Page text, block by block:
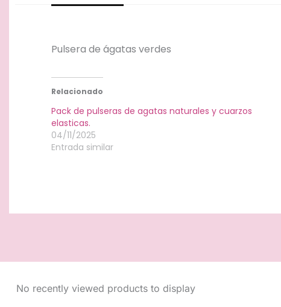
Pulsera de ágatas verdes
Relacionado
Pack de pulseras de agatas naturales y cuarzos
elasticas.
04/11/2025
Entrada similar
No recently viewed products to display